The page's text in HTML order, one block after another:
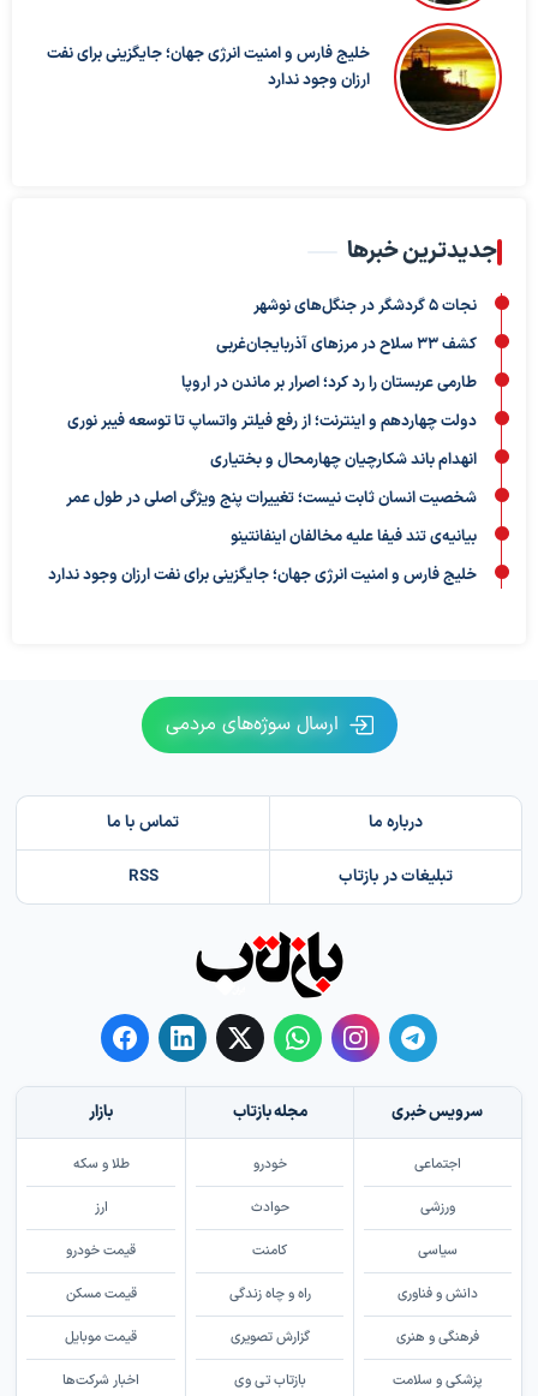
خلیج فارس و امنیت انرژی جهان؛ جایگزینی برای نفت
ارزان وجود ندارد
جدیدترین خبرها
نجات ۵ گردشگر در جنگل‌های نوشهر
کشف ۳۳ سلاح در مرزهای آذربایجان‌غربی
طارمی عربستان را رد کرد؛ اصرار بر ماندن در اروپا
دولت چهاردهم و اینترنت؛ از رفع فیلتر واتساپ تا توسعه فیبر نوری
انهدام باند شکارچیان چهارمحال و بختیاری
شخصیت انسان ثابت نیست؛ تغییرات پنج ویژگی اصلی در طول عمر
بیانیه‌ی تند فیفا علیه مخالفان اینفانتینو
خلیج فارس و امنیت انرژی جهان؛ جایگزینی برای نفت ارزان وجود ندارد
ارسال سوژه‌های مردمی
درباره ما تماس با ما
تبلیغات در بازتاب RSS
سرویس خبری
اجتماعی
ورزشی
سیاسی
دانش و فناوری
فرهنگی و هنری
پزشکی و سلامت
مجله بازتاب
خودرو
حوادث
کامنت
راه و چاه زندگی
گزارش تصویری
بازتاب تی وی
بازار
طلا و سکه
ارز
قیمت خودرو
قیمت مسکن
قیمت موبایل
اخبار شرکت‌ها